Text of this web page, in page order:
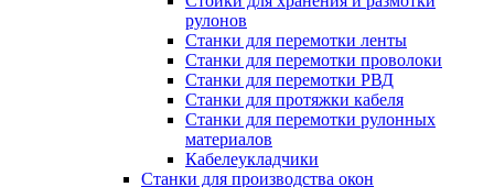
рулонов
Станки для перемотки ленты
Станки для перемотки проволоки
Станки для перемотки РВД
Станки для протяжки кабеля
Станки для перемотки рулонных
материалов
Кабелеукладчики
Станки для производства окон